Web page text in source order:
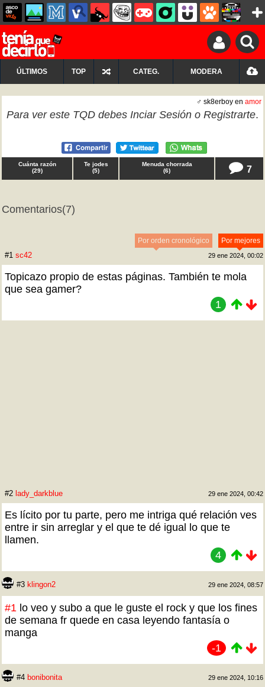
ÚLTIMOS TOP CATEG. MODERA
♂ sk8erboy en amor
Para ver este TQD debes Inciar Sesión o Registrarte.
Cuánta razón
(29)
Te jodes
(5)
Menuda chorrada
(6) 7
Comentarios(7)
Por mejores
Por orden cronológico
#1 sc42 29 ene 2024, 00:02
Topicazo propio de estas páginas. También te mola
que sea gamer?
1
#2 lady_darkblue 29 ene 2024, 00:42
Es lícito por tu parte, pero me intriga qué relación ves
entre ir sin arreglar y el que te dé igual lo que te
llamen.
4
#3 klingon2 29 ene 2024, 08:57
#1 lo veo y subo a que le guste el rock y que los fines
de semana fr quede en casa leyendo fantasía o
manga
-1
#4 bonibonita 29 ene 2024, 10:16